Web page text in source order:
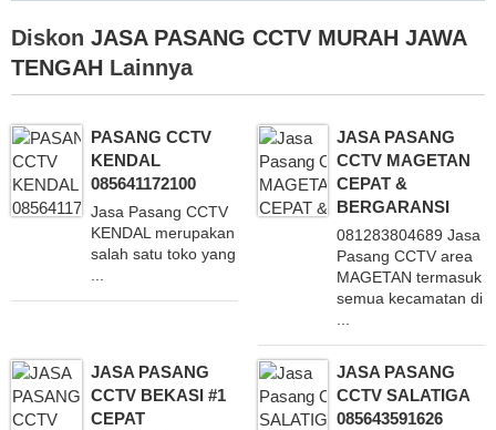
Diskon JASA PASANG CCTV MURAH JAWA
TENGAH Lainnya
PASANG CCTV
KENDAL
085641172100
Jasa Pasang CCTV
KENDAL merupakan
salah satu toko yang
JASA PASANG
CCTV MAGETAN
CEPAT &
BERGARANSI
081283804689 Jasa
Pasang CCTV area
MAGETAN termasuk
semua kecamatan di
JASA PASANG
CCTV BEKASI #1
CEPAT
JASA PASANG
CCTV SALATIGA
085643591626